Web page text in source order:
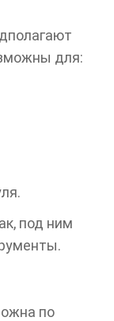
для:
под ним
по